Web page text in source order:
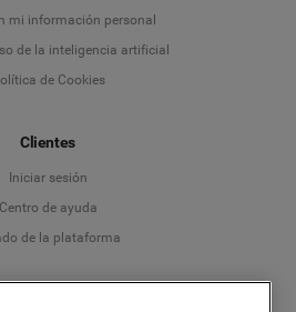
mi información personal
de la inteligencia artificial
de Cookies
Clientes
Iniciar sesión
Centro de ayuda
de la plataforma